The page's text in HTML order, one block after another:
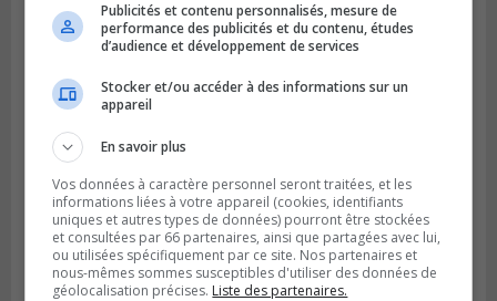
Publié le 6 juillet 2026 à 09h33
Longueuil conclue un contrat pour
valoriser des cendres d’incinération
Publicités et contenu personnalisés, mesure de
performance des publicités et du contenu, études
d’audience et développement de services
Stocker et/ou accéder à des informations sur un
appareil
En savoir plus
Vos données à caractère personnel seront traitées, et les
informations liées à votre appareil (cookies, identifiants
uniques et autres types de données) pourront être stockées
et consultées par 66 partenaires, ainsi que partagées avec lui,
ou utilisées spécifiquement par ce site. Nos partenaires et
nous-mêmes sommes susceptibles d'utiliser des données de
géolocalisation précises. Liste des partenaires.